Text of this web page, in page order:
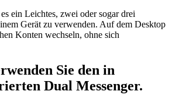
ein Leichtes, zwei oder sogar drei
Gerät zu verwenden. Auf dem Desktop
Konten wechseln, ohne sich
Sie den in
Dual Messenger.